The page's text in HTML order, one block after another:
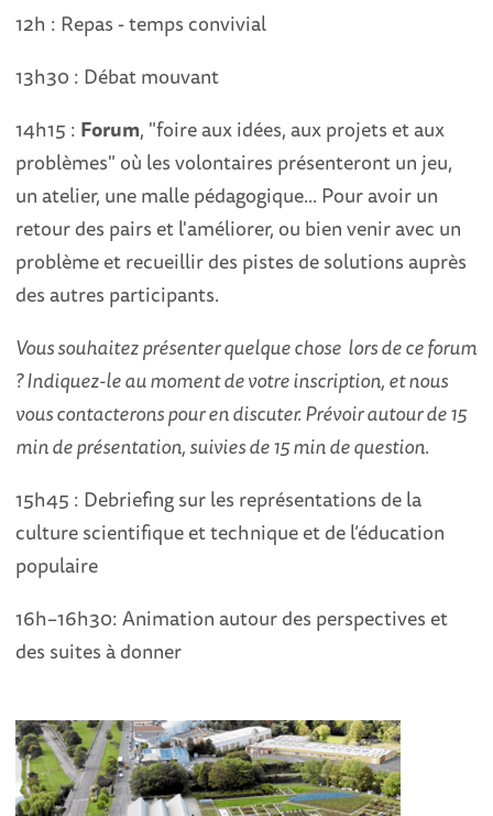
12h : Repas - temps convivial
13h30 : Débat mouvant
14h15 : Forum, "foire aux idées, aux projets et aux
problèmes" où les volontaires présenteront un jeu,
un atelier, une malle pédagogique... Pour avoir un
retour des pairs et l'améliorer, ou bien venir avec un
problème et recueillir des pistes de solutions auprès
des autres participants.
Vous souhaitez présenter quelque chose lors de ce forum
? Indiquez-le au moment de votre inscription, et nous
vous contacterons pour en discuter. Prévoir autour de 15
min de présentation, suivies de 15 min de question.
15h45 : Debriefing sur les représentations de la
culture scientifique et technique et de l’éducation
populaire
16h–16h30: Animation autour des perspectives et
des suites à donner